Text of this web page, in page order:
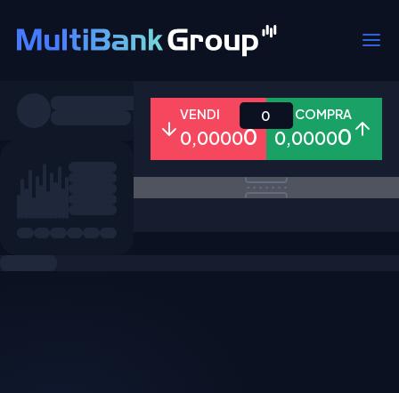
Tutti Forex Metalli Azioni
VENDI
0,00000
COMPRA
0,00000
0